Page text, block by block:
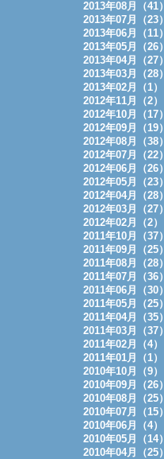
2013年08月（41）
2013年07月（23）
2013年06月（11）
2013年05月（26）
2013年04月（27）
2013年03月（28）
2013年02月（1）
2012年11月（2）
2012年10月（17）
2012年09月（19）
2012年08月（38）
2012年07月（22）
2012年06月（26）
2012年05月（23）
2012年04月（28）
2012年03月（27）
2012年02月（2）
2011年10月（37）
2011年09月（25）
2011年08月（28）
2011年07月（36）
2011年06月（30）
2011年05月（25）
2011年04月（35）
2011年03月（37）
2011年02月（4）
2011年01月（1）
2010年10月（9）
2010年09月（26）
2010年08月（25）
2010年07月（15）
2010年06月（4）
2010年05月（14）
2010年04月（25）